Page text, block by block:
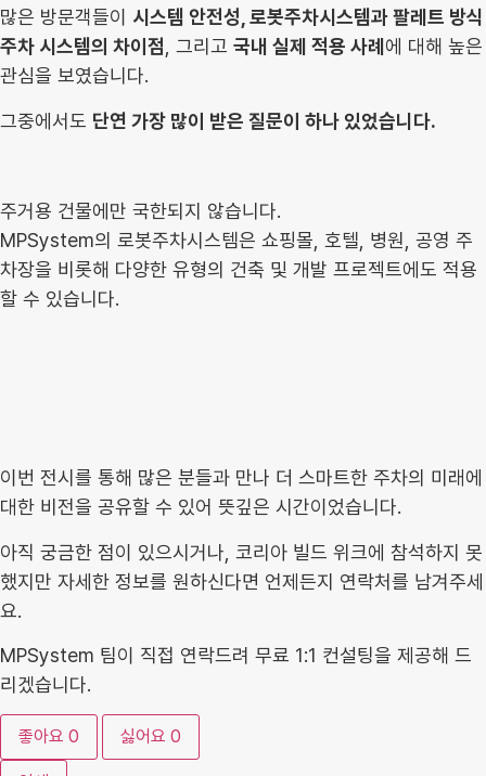
많은 방문객들이 시스템 안전성, 로봇주차시스템과 팔레트 방식
주차 시스템의 차이점, 그리고 국내 실제 적용 사례 에 대해 높은
관심을 보였습니다.
그중에서도 단연 가장 많이 받은 질문이 하나 있었습니다.
주거용 건물에만 국한되지 않습니다.
MPSystem의 로봇주차시스템은 쇼핑몰, 호텔, 병원, 공영 주
차장을 비롯해 다양한 유형의 건축 및 개발 프로젝트에도 적용
할 수 있습니다.
이번 전시를 통해 많은 분들과 만나 더 스마트한 주차의 미래에
대한 비전을 공유할 수 있어 뜻깊은 시간이었습니다.
아직 궁금한 점이 있으시거나, 코리아 빌드 위크에 참석하지 못
했지만 자세한 정보를 원하신다면 언제든지 연락처를 남겨주세
요.
MPSystem 팀이 직접 연락드려 무료 1:1 컨설팅을 제공해 드
리겠습니다.
좋아요 0 싫어요 0